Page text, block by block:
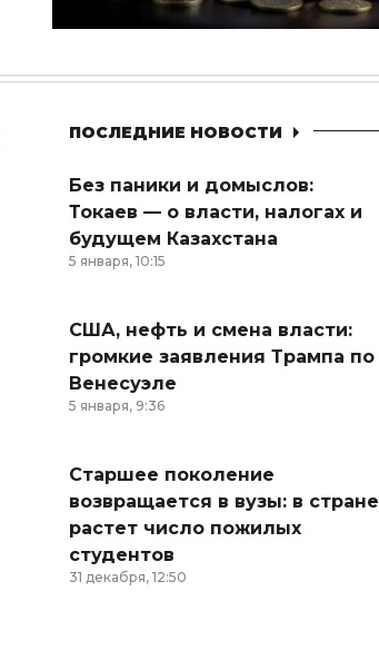
ПОСЛЕДНИЕ НОВОСТИ
Без паники и домыслов:
Токаев — о власти, налогах и
будущем Казахстана
5 января, 10:15
США, нефть и смена власти:
громкие заявления Трампа по
Венесуэле
5 января, 9:36
Старшее поколение
возвращается в вузы: в стране
растет число пожилых
студентов
31 декабря, 12:50